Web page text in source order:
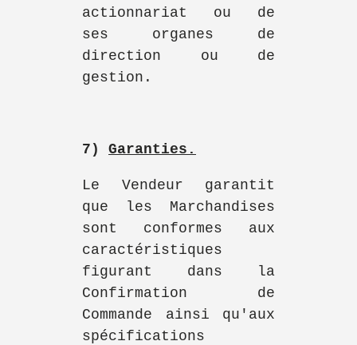
actionnariat ou de
ses organes de
direction ou de
gestion.
7)Garanties.
Le Vendeur garantit
que les Marchandises
sont conformes aux
caractéristiques
figurant dans la
Confirmation de
Commande ainsi qu'aux
spécifications